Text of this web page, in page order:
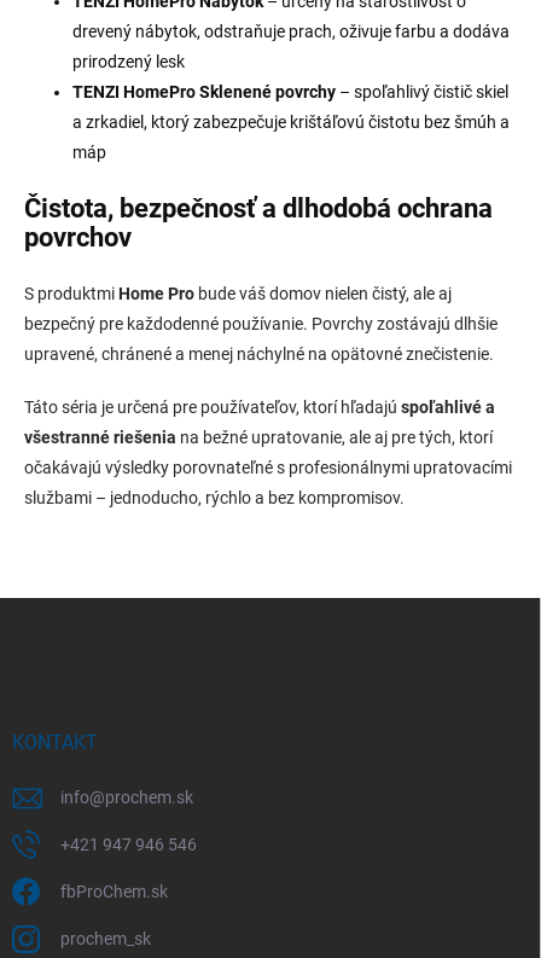
drevený nábytok, odstraňuje prach, oživuje farbu a dodáva
prirodzený lesk
TENZI HomePro Sklenené povrchy – spoľahlivý čistič skiel
a zrkadiel, ktorý zabezpečuje krištáľovú čistotu bez šmúh a
máp
Čistota, bezpečnosť a dlhodobá ochrana
povrchov
S produktmiHome Pro bude váš domov nielen čistý, ale aj
bezpečný pre každodenné používanie. Povrchy zostávajú dlhšie
upravené, chránené a menej náchylné na opätovné znečistenie.
Táto séria je určená pre používateľov, ktorí hľadajú spoľahlivé a
všestranné riešenia na bežné upratovanie, ale aj pre tých, ktorí
očakávajú výsledky porovnateľné s profesionálnymi upratovacími
službami – jednoducho, rýchlo a bez kompromisov.
KONTAKT
info@prochem.sk
+421 947 946 546
fbProChem.sk
prochem_sk